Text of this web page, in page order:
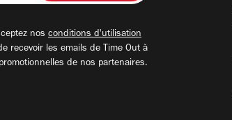
nos conditions d'utilisation
recevoir les emails de Time Out à
de nos partenaires.